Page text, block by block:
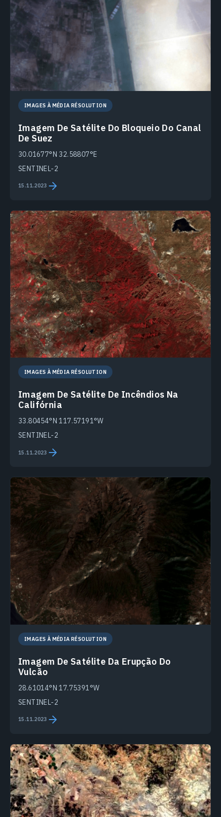
IMAGES À MÉDIA RÉSOLUTION
Imagem De Satélite Do Bloqueio Do Canal
De Suez
30.01677°N 32.58807°E
SENTINEL-2
15.11.2023
IMAGES À MÉDIA RÉSOLUTION
Imagem De Satélite De Incêndios Na
Califórnia
33.80454°N 117.57191°W
SENTINEL-2
15.11.2023
IMAGES À MÉDIA RÉSOLUTION
Imagem De Satélite Da Erupção Do
Vulcão
28.61014°N 17.75391°W
SENTINEL-2
15.11.2023